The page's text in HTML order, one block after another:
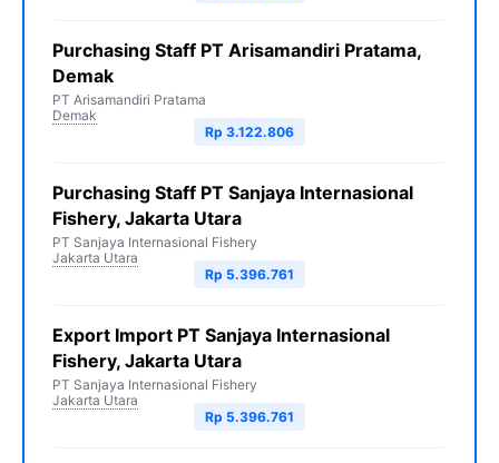
Purchasing Staff PT Arisamandiri Pratama,
Demak
PT Arisamandiri Pratama
Demak
Rp 3.122.806
Purchasing Staff PT Sanjaya Internasional
Fishery, Jakarta Utara
PT Sanjaya Internasional Fishery
Jakarta Utara
Rp 5.396.761
Export Import PT Sanjaya Internasional
Fishery, Jakarta Utara
PT Sanjaya Internasional Fishery
Jakarta Utara
Rp 5.396.761